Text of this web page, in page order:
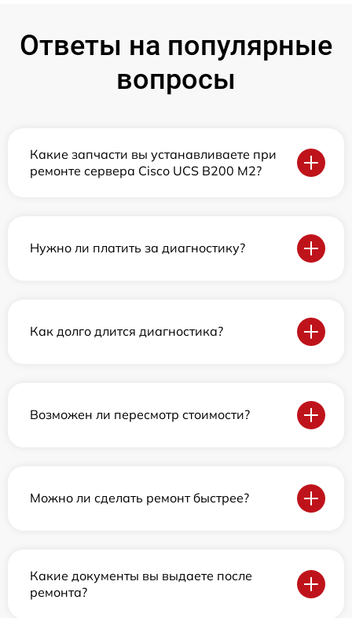
Ответы на популярные
вопросы
Какие запчасти вы устанавливаете при
ремонте сервера Cisco UCS B200 M2?
Нужно ли платить за диагностику?
Как долго длится диагностика?
Возможен ли пересмотр стоимости?
Можно ли сделать ремонт быстрее?
Какие документы вы выдаете после
ремонта?